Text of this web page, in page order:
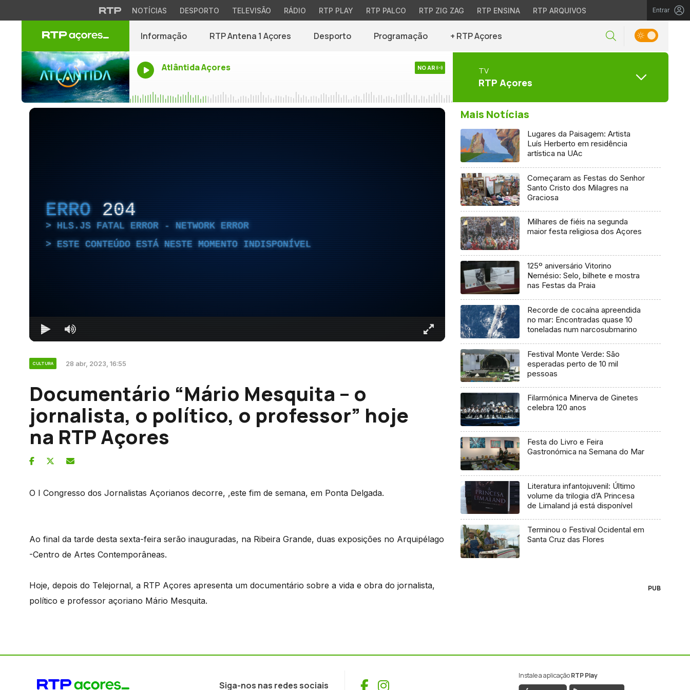
NOTÍCIAS DESPORTO TELEVISÃO RÁDIO RTP PLAY RTP PALCO RTP ZIG ZAG RTP ENSINA RTP ARQUIVOS Entrar
Informação RTP Antena 1 Açores Desporto Programação + RTP Açores
Atlântida Açores NO AR TV
RTP Açores
ERRO 204
HLS.JS FATAL ERROR - NETWORK ERROR
ESTE CONTEÚDO ESTÁ NESTE MOMENTO INDISPONÍVEL
CULTURA 28 abr, 2023, 16:55
Documentário “Mário Mesquita – o
jornalista, o político, o professor” hoje
na RTP Açores
O I Congresso dos Jornalistas Açorianos decorre, ,este fim de semana, em Ponta Delgada.
Ao final da tarde desta sexta-feira serão inauguradas, na Ribeira Grande, duas exposições no Arquipélago
-Centro de Artes Contemporâneas.
Hoje, depois do Telejornal, a RTP Açores apresenta um documentário sobre a vida e obra do jornalista,
político e professor açoriano Mário Mesquita.
Mais Notícias
Lugares da Paisagem: Artista
Luís Herberto em residência
artística na UAc
Começaram as Festas do Senhor
Santo Cristo dos Milagres na
Graciosa
Milhares de fiéis na segunda
maior festa religiosa dos Açores
125º aniversário Vitorino
Nemésio: Selo, bilhete e mostra
nas Festas da Praia
Recorde de cocaína apreendida
no mar: Encontradas quase 10
toneladas num narcosubmarino
Festival Monte Verde: São
esperadas perto de 10 mil
pessoas
Filarmónica Minerva de Ginetes
celebra 120 anos
Festa do Livro e Feira
Gastronómica na Semana do Mar
Literatura infantojuvenil: Último
volume da trilogia d’A Princesa
de Limaland já está disponível
Terminou o Festival Ocidental em
Santa Cruz das Flores
PUB
Siga-nos nas redes sociais Facebook
Instagram
Instale a aplicaçãoRTP Play